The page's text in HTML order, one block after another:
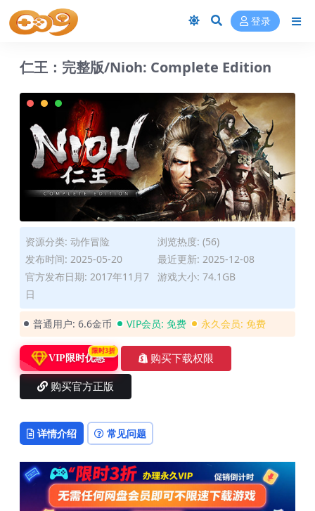
登录
仁王：完整版/Nioh: Complete Edition
资源分类: 动作冒险
浏览热度: (56)
发布时间: 2025-05-20
最近更新: 2025-12-08
官方发布日期: 2017年11月7
日
游戏大小: 74.1GB
普通用户: 6.6金币 VIP会员: 免费 永久会员: 免费
VIP限时优惠
限时3折
购买下载权限
购买官方正版
详情介绍 常见问题